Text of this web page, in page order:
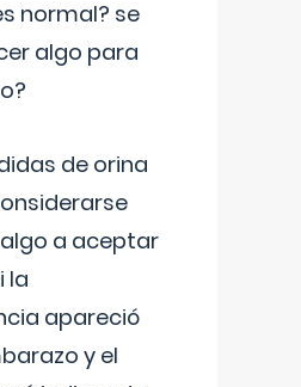
normal? se
algo para
de orina
a aceptar
la
apareció
y el